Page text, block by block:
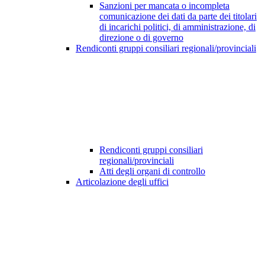
Sanzioni per mancata o incompleta
comunicazione dei dati da parte dei titolari
di incarichi politici, di amministrazione, di
direzione o di governo
Rendiconti gruppi consiliari regionali/provinciali
Rendiconti gruppi consiliari
regionali/provinciali
Atti degli organi di controllo
Articolazione degli uffici